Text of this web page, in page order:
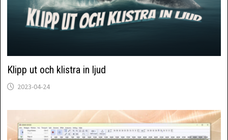
Klipp ut och klistra in ljud
2023-04-24